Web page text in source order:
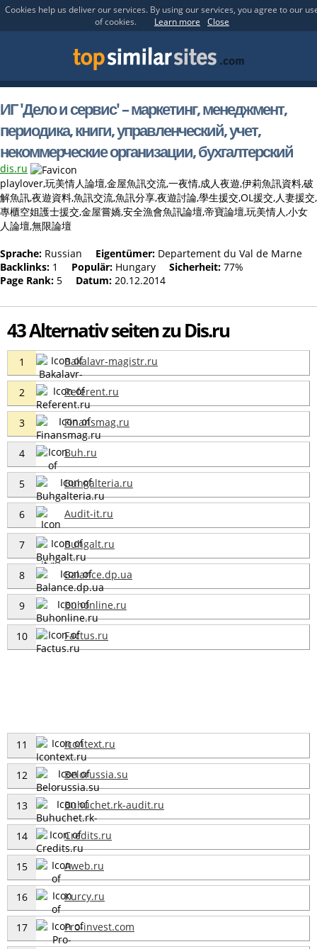
Cookies help us deliver our services. By using our services, you agree to our
of cookies.
Learn more Close
ИГ 'Дело и сервис' – маркетинг, менеджмент,
периодика, книги, управленческий, учет,
некоммерческие организации, бухгалтерский
dis.ru
playlover,玩美情人論壇,金屋魚訊交流,一夜情,成人夜遊,伊莉魚訊資料,破
解魚訊,夜遊資料,魚訊交流,魚訊分享,夜遊討論,學生援交,OL援交,人妻援交,
專櫃空姐護士援交,金屋嘗嬌,安全漁會魚訊論壇,帝寶論壇,玩美情人,小女
人論壇,無限論壇
Sprache: Russian Eigentümer: Departement du Val de Marne
Backlinks: 1 Populär: Hungary Sicherheit: 77%
Page Rank: 5 Datum: 20.12.2014
43 Alternativ seiten zu Dis.ru
1 Bakalavr-magistr.ru
2 Referent.ru
3 Finansmag.ru
4 Buh.ru
5 Buhgalteria.ru
6 Audit-it.ru
7 Buhgalt.ru
8 Balance.dp.ua
9 Buhonline.ru
10 Factus.ru
11 Icontext.ru
12 Belorussia.su
13 Buhuchet.rk-audit.ru
14 Credits.ru
15 Aweb.ru
16 Kurcy.ru
17 Pro-invest.com